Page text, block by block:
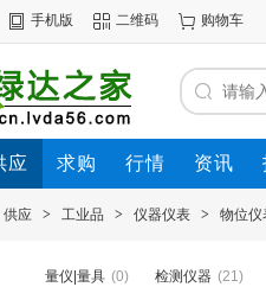
手机版 二维码 购物车
应 求购 行情 资讯
供应 > 工业品 > 仪器仪表 > 物位仪
量仪|量具 (0) 检测仪器 (21)